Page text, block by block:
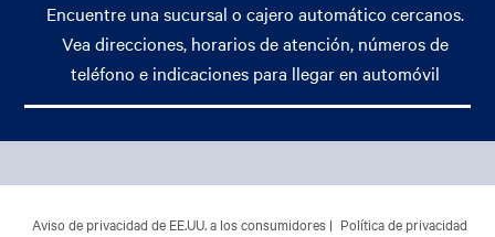
Encuentre una sucursal o cajero automático cercanos.
Vea direcciones, horarios de atención, números de
teléfono e indicaciones para llegar en automóvil
Banca Personal
Banca Comercial
Aviso de privacidad de EE.UU. a los consumidores Política de privacidad